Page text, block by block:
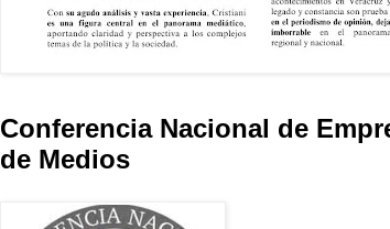
Conferencia Nacional de
de Medios